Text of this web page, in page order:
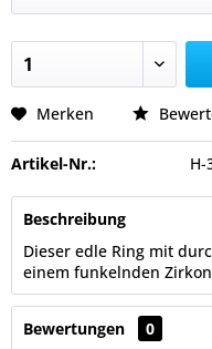
Merken
Artikel-Nr.: H-
Beschreibung
Dieser edle Ring mit
einem funkelnden
Bewertungen
0